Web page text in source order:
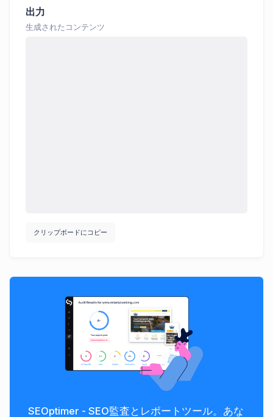
出力
生成されたコンテンツ
クリップボードにコピー
SEOptimer - SEO監査とレポートツール。あな